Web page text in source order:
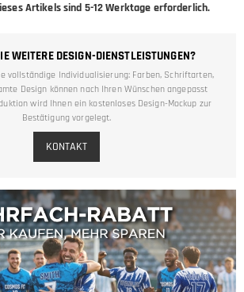
Artikels sind 5-12Werktage erforderlich.
WEITERE DESIGN-DIENSTLEISTUNGEN?
vollständige Individualisierung: Farben, Schriftarten,
Design können nach Ihren Wünschen angepasst
wird Ihnen ein kostenloses Design-Mockup zur
Bestätigung vorgelegt.
KONTAKT